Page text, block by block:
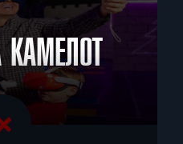
КАМЕЛОТ